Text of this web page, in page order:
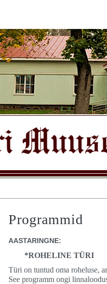
Programmid
AASTARINGNE:
*ROHELINE TÜRI
Türi on tuntud oma roheluse,
See programm ongi